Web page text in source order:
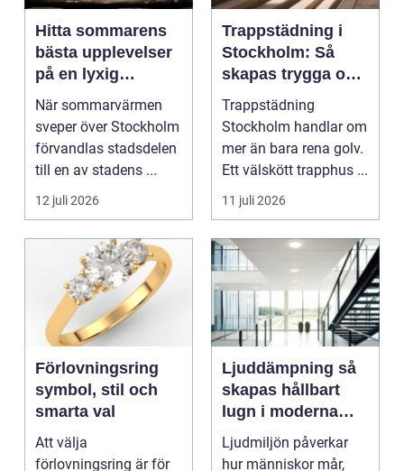
Hitta sommarens
bästa upplevelser
på en lyxig
uteservering på
Östermalm
När sommarvärmen
sveper över Stockholm
förvandlas stadsdelen
till en av stadens ...
12 juli 2026
Trappstädning i
Stockholm: Så
skapas trygga och
trivsamma
trapphus
Trappstädning
Stockholm handlar om
mer än bara rena golv.
Ett välskött trapphus ...
11 juli 2026
Förlovningsring
symbol, stil och
smarta val
Att välja
förlovningsring är för
Ljuddämpning så
skapas hållbart
lugn i moderna
lokaler
Ljudmiljön påverkar
hur människor mår,